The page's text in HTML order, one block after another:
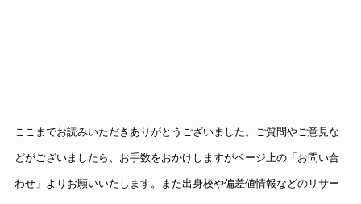
ここまでお読みいただきありがとうございました。ご質問やご意見な
どがございましたら、お手数をおかけしますがページ上の「お問い合
わせ」よりお願いいたします。また出身校や偏差値情報などのリサー